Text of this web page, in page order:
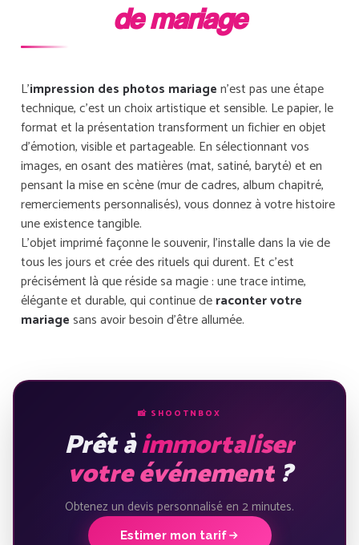
de mariage
L’impression des photos mariagen’est pas une étape
technique, c’est un choix artistique et sensible. Le papier, le
format et la présentation transforment un fichier en objet
d’émotion, visible et partageable. En sélectionnant vos
images, en osant des matières (mat, satiné, baryté) et en
pensant la mise en scène (mur de cadres, album chapitré,
remerciements personnalisés), vous donnez à votre histoire
une existence tangible.
L’objet imprimé façonne le souvenir, l’installe dans la vie de
tous les jours et crée des rituels qui durent. Et c’est
précisément là que réside sa magie : une trace intime,
élégante et durable, qui continue deraconter votre
mariagesans avoir besoin d’être allumée.
📸 SHOOTNBOX
Prêt àimmortaliser
votre événement?
Obtenez un devis personnalisé en 2 minutes.
Estimer mon tarif